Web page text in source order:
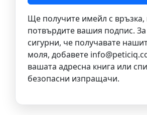
Ще получите имейл с връзка,
потвърдите вашия подпис. За
сигурни, че получавате
моля, добавете
вашата адресна книга или
безопасни изпращачи.